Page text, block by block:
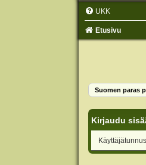
UKK
Etusivu
Suomen paras
Kirjaudu